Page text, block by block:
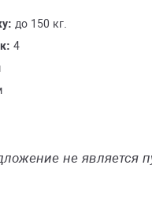
до 150 кг.
4
не является